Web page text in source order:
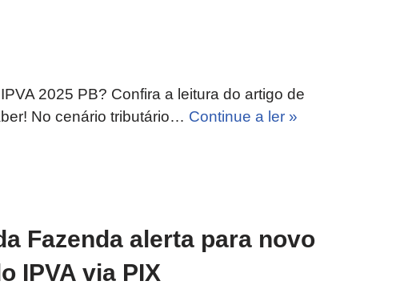
2025 PB? Confira a leitura do artigo de
No cenário tributário… Continue a ler »
Fazenda alerta para novo
IPVA via PIX